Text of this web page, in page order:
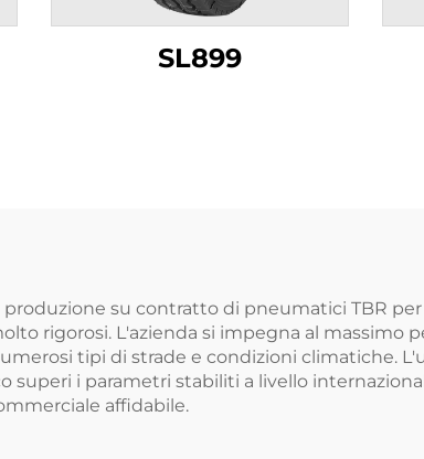
SL899
su contratto di pneumatici TBR
rigorosi. L'azienda si impegna al massimo
tipi di strade e condizioni climatiche.
i parametri stabiliti a livello
affidabile.